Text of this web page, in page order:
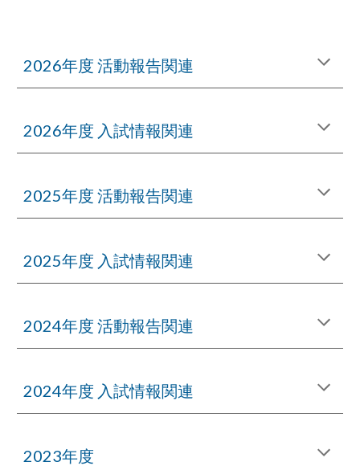
2026年度 活動報告関連
2026年度 入試情報関連
2025年度 活動報告関連
2025年度 入試情報関連
2024年度 活動報告関連
2024年度 入試情報関連
2023年度